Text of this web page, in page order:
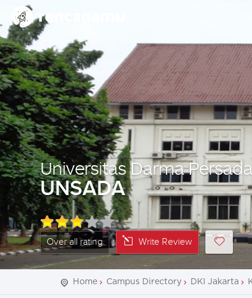
Universitas Darma Persada
UNSADA
Over all rating Write Review
Home Campus Directory DKI Jakarta